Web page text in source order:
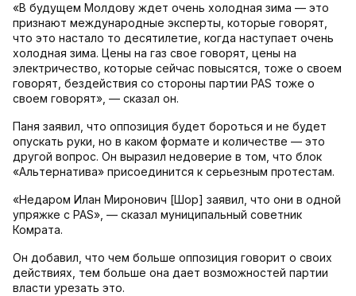
«В будущем Молдову ждет очень холодная зима — это
признают международные эксперты, которые говорят,
что это настало то десятилетие, когда наступает очень
холодная зима. Цены на газ свое говорят, цены на
электричество, которые сейчас повысятся, тоже о своем
говорят, бездействия со стороны партии PAS тоже о
своем говорят», — сказал он.
Паня заявил, что оппозиция будет бороться и не будет
опускать руки, но в каком формате и количестве — это
другой вопрос. Он выразил недоверие в том, что блок
«Альтернатива» присоединится к серьезным протестам.
«Недаром Илан Миронович [Шор] заявил, что они в одной
упряжке с PAS», — сказал муниципальный советник
Комрата.
Он добавил, что чем больше оппозиция говорит о своих
действиях, тем больше она дает возможностей партии
власти урезать это.